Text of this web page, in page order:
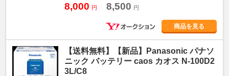
8,000 円 8,500 円
商品を見る
【送料無料】【新品】Panasonic パナソ
ニック バッテリー caos カオス N-100D2
3L/C8